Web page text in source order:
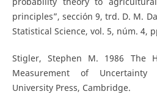
principles”, sección 9, trd. D. M.
Statistical Science, vol. 5, núm. 4,
Stigler, Stephen M. 1986 The
Measurement of Uncertainty
University Press, Cambridge.